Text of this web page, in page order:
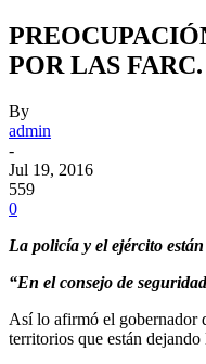
POR LAS FARC.
By
admin
-
Jul 19, 2016
559
0
La policía y el ejército
“En el consejo de
Así lo afirmó el gobernador
territorios que están